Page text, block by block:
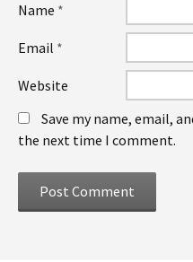
Name *
Email *
Website
Save my name, email,
the next time I comment.